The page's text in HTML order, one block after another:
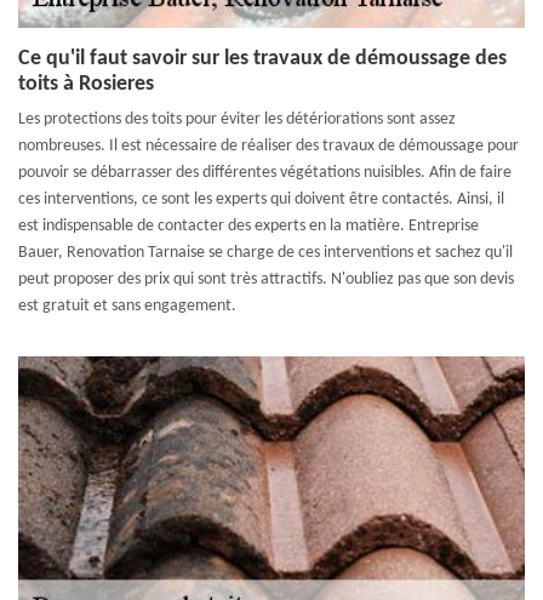
Ce qu'il faut savoir sur les travaux de démoussage des
toits à Rosieres
Les protections des toits pour éviter les détériorations sont assez
nombreuses. Il est nécessaire de réaliser des travaux de démoussage pour
pouvoir se débarrasser des différentes végétations nuisibles. Afin de faire
ces interventions, ce sont les experts qui doivent être contactés. Ainsi, il
est indispensable de contacter des experts en la matière. Entreprise
Bauer, Renovation Tarnaise se charge de ces interventions et sachez qu'il
peut proposer des prix qui sont très attractifs. N'oubliez pas que son devis
est gratuit et sans engagement.